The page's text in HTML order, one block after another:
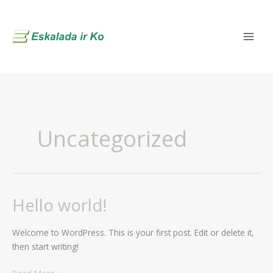
turinio
Uncategorized
Hello world!
Welcome to WordPress. This is your first post. Edit or delete it,
then start writing!
Hello
world!